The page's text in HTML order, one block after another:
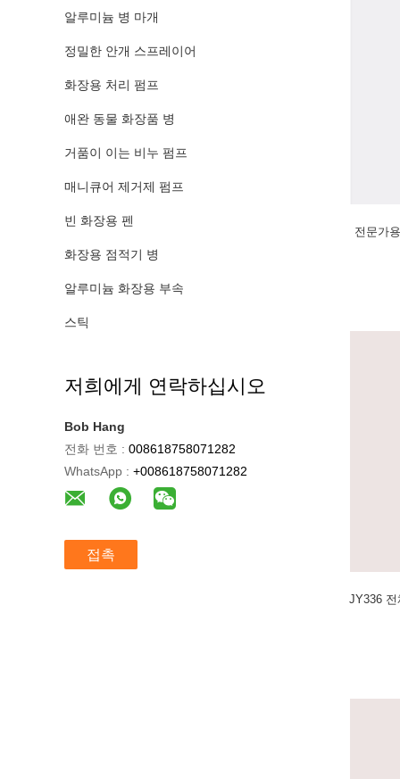
알루미늄 병 마개
정밀한 안개 스프레이어
화장용 처리 펌프
애완 동물 화장품 병
거품이 이는 비누 펌프
매니큐어 제거제 펌프
빈 화장용 펜
화장용 점적기 병
알루미늄 화장용 부속
스틱
저희에게 연락하십시오
Bob Hang
전화 번호 : 008618758071282
WhatsApp : +008618758071282
접촉
전문가
JY336